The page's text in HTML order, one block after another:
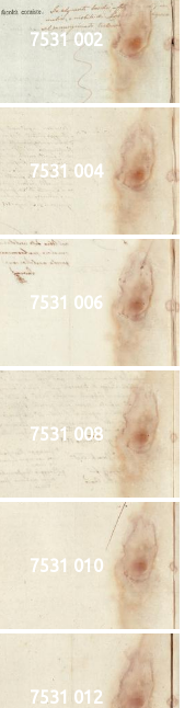
7531 002
7531 004
7531 006
7531 008
7531 010
7531 012